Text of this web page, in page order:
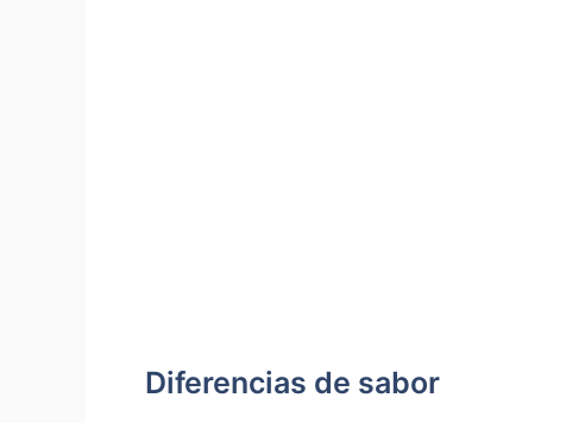
Diferencias de sabor